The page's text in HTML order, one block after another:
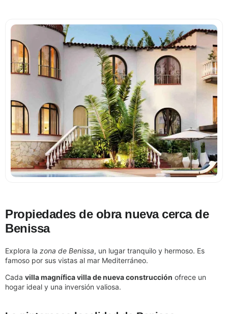
Propiedades de obra nueva cerca de
Benissa
Explora la zona de Benissa, un lugar tranquilo y hermoso. Es
famoso por sus vistas al mar Mediterráneo.
Cada villa magnífica villa de nueva construcción ofrece un
hogar ideal y una inversión valiosa.